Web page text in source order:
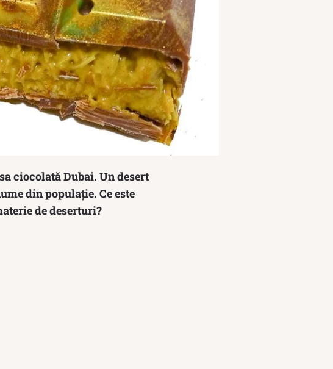
ciocolată Dubai. Un desert
din populație. Ce este
de deserturi?